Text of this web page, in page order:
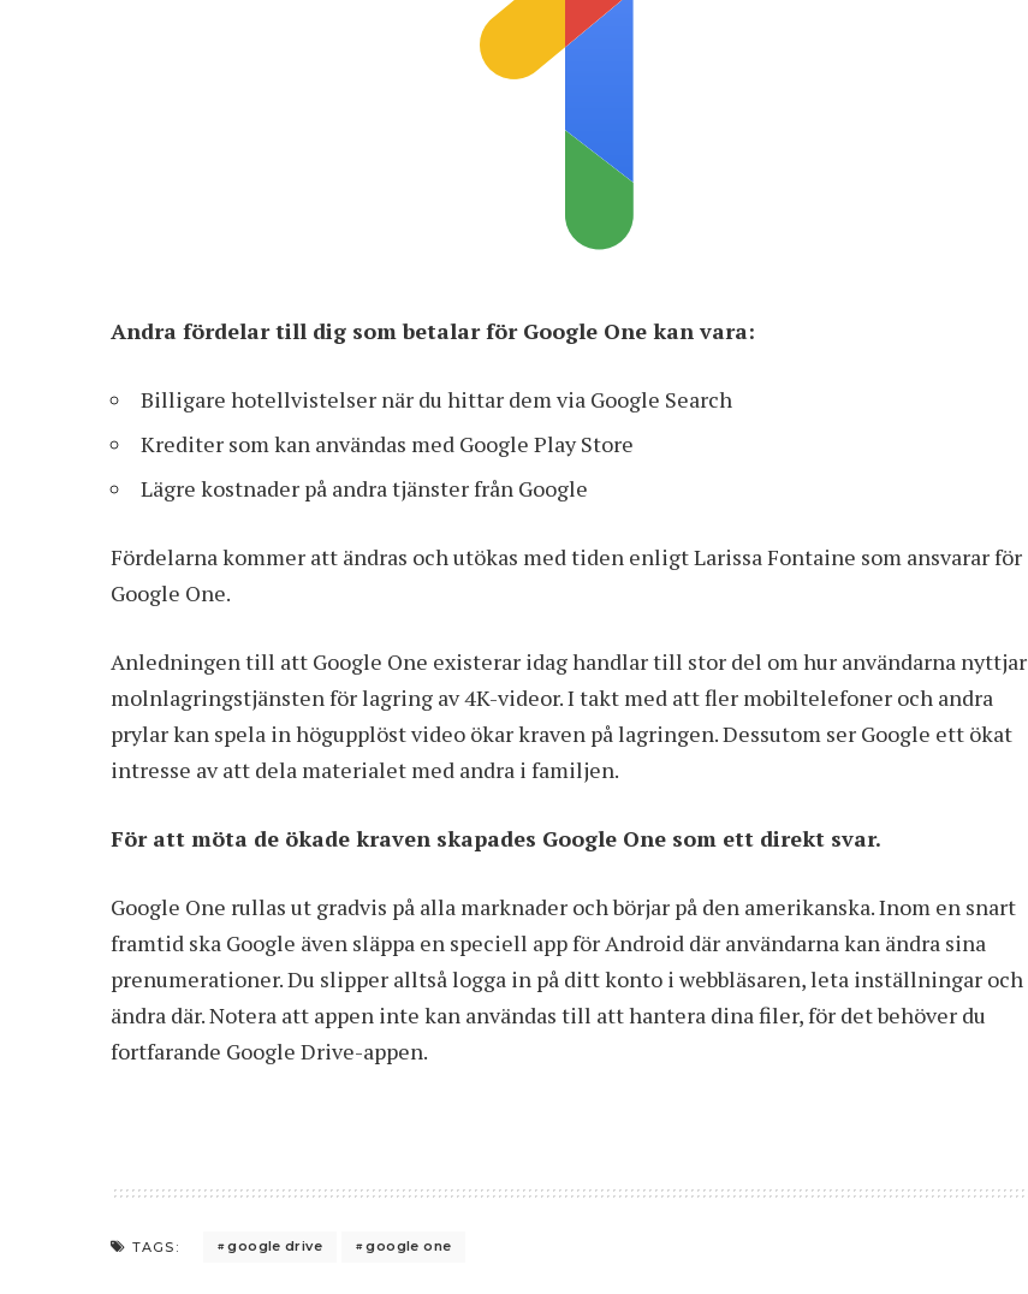
Andra fördelar till dig som betalar för Google One kan vara:
Billigare hotellvistelser när du hittar dem via Google Search
Krediter som kan användas med Google Play Store
Lägre kostnader på andra tjänster från Google
Fördelarna kommer att ändras och utökas med tiden enligt Larissa Fontaine som ansvarar för
Google One.
Anledningen till att Google One existerar idag handlar till stor del om hur användarna nyttjar
molnlagringstjänsten för lagring av 4K-videor. I takt med att fler mobiltelefoner och andra
prylar kan spela in högupplöst video ökar kraven på lagringen. Dessutom ser Google ett ökat
intresse av att dela materialet med andra i familjen.
För att möta de ökade kraven skapades Google One som ett direkt svar.
Google One rullas ut gradvis på alla marknader och börjar på den amerikanska. Inom en snart
framtid ska Google även släppa en speciell app för Android där användarna kan ändra sina
prenumerationer. Du slipper alltså logga in på ditt konto i webbläsaren, leta inställningar och
ändra där. Notera att appen inte kan användas till att hantera dina filer, för det behöver du
fortfarande Google Drive-appen.
TAGS: google drive google one